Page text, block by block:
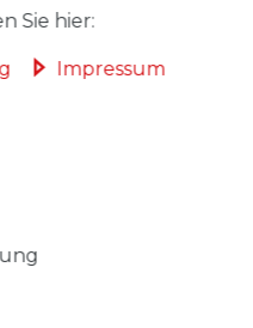
940
Sie hier:
Impressum